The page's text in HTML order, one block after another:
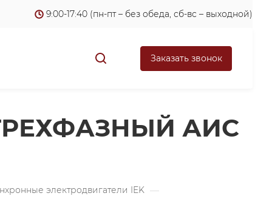
9:00-17:40 (пн-пт – без обеда, сб-вс – выходной)
Заказать звонок
АИС
электродвигатели IEK —